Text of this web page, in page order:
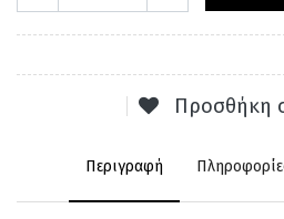
Προσθήκη
Περιγραφή